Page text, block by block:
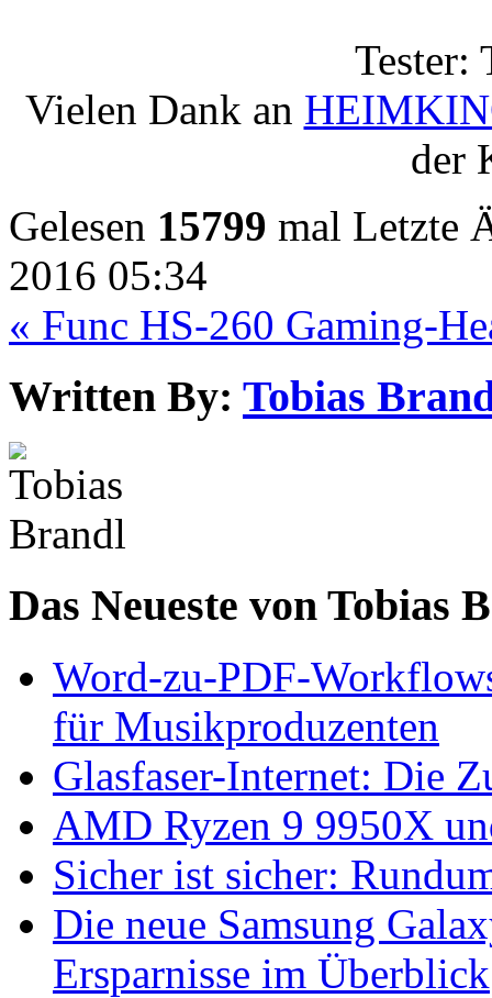
Tester:
Vielen Dank an
der
Gelesen 15799 mal Letzte
2016 05:34
« Func HS-260 Gaming-
Written By: Tobias
Das Neueste von Tobias
Word-zu-PDF-
für Musikproduzenten
Glasfaser-Internet: Die
AMD Ryzen 9 9950X
Sicher ist sicher:
Die neue Samsung
Ersparnisse im Überblick